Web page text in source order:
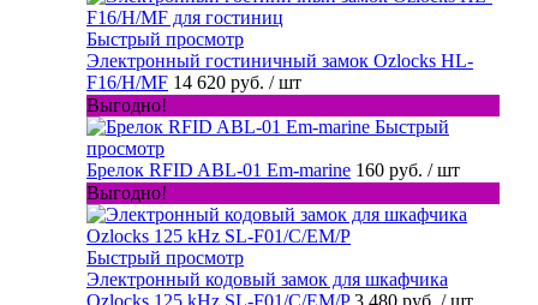
Быстрый просмотр
Электронный гостиничный замок Ozlocks HL-
F16/H/MF 14 620 руб. / шт
Выгодно!
Быстрый
просмотр
Брелок RFID ABL-01 Em-marine 160 руб. / шт
Выгодно!
Быстрый просмотр
Электронный кодовый замок для шкафчика